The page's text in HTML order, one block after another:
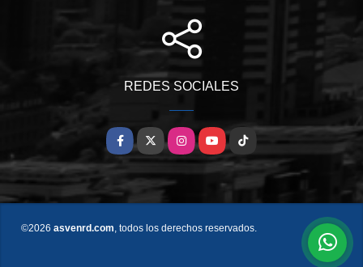
REDES SOCIALES
Facebook
X InstagramYouTubeTikTok
©2026 asvenrd.com, todos los derechos reservados.